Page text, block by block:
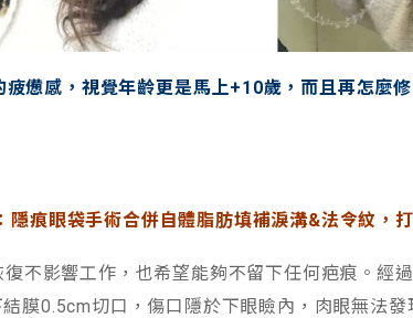
憊感，視覺年齡更是馬上+10歲，而且再怎麼
痕眼袋手術合併自體脂肪填補淚溝&法令紋，
不影響工作，也希望能夠不留下任何疤痕。經
膜0.5cm切口，傷口隱於下眼瞼內，肉眼無法發